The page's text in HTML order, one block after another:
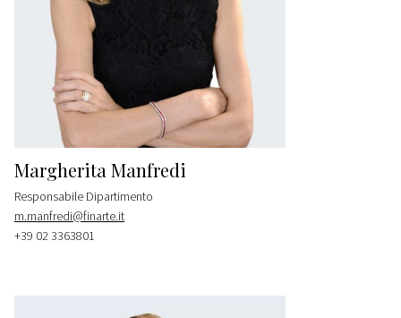
Margherita Manfredi
Responsabile Dipartimento
m.manfredi@finarte.it
+39 02 3363801